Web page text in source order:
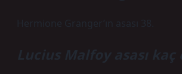
Hermione Granger’ın asası 38.
Lucius Malfoy asası kaç